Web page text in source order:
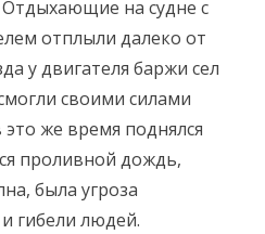
на судне с
отплыли далеко от
у двигателя баржи сел
своими силами
же время поднялся
проливной дождь,
была угроза
гибели людей.